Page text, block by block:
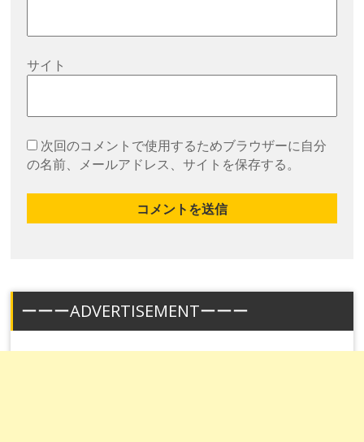
サイト
次回のコメントで使用するためブラウザーに自分
の名前、メールアドレス、サイトを保存する。
ーーーADVERTISEMENTーーー